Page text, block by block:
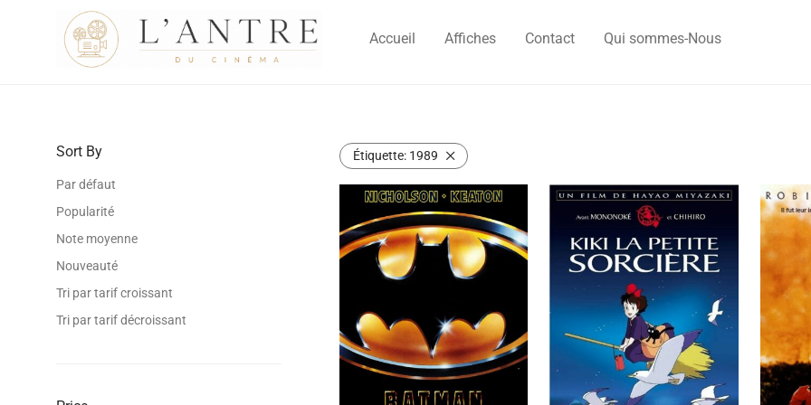
Accueil Affiches Contact Qui sommes-Nous
Sort By
Par défaut
Popularité
Note moyenne
Nouveauté
Tri par tarif croissant
Tri par tarif décroissant
Étiquette: 1989